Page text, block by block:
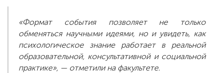
«Формат события позволяет не только
обменяться научными идеями, но и увидеть, как
психологическое знание работает в реальной
образовательной, консультативной и социальной
практике», — отметили на факультете.